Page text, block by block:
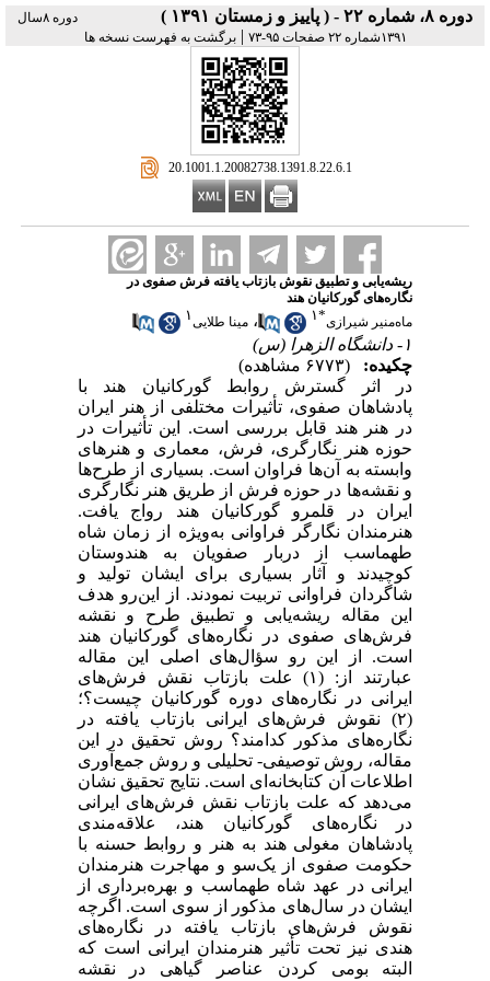
دوره ۸، شماره ۲۲ - ( پاییز و زمستان ۱۳۹۱ )
دوره ۸سال
۱۳۹۱شماره ۲۲ صفحات ۹۵-۷۳
|برگشت به فهرست نسخه ها
‎ 20.1001.1.20082738.1391.8.22.6.1
ریشه‌یابی و تطبیق نقوش بازتاب یافته فرش صفوی در
نگاره‌های گورکانیان هند
ماه‌منیر شیرازی*۱ ، مینا طلایی۱
۱- دانشگاه الزهرا (س)
چکیده:
(۶۷۷۳ مشاهده)
در اثر گسترش روابط گورکانیان هند با
پادشاهان صفوی، تأثیرات مختلفی از هنر ایران
در هنر هند قابل بررسی است. این تأثیرات در
حوزه هنر نگارگری، فرش، معماری و هنرهای
وابسته به آن‌ها فراوان است. بسیاری از طرح‌ها
و نقشه‌ها در حوزه فرش از طریق هنر نگارگری
ایران در قلمرو گورکانیان هند رواج یافت.
هنرمندان نگارگر فراوانی به‌ویژه از زمان شاه
طهماسب از دربار صفویان به هندوستان
کوچیدند و آثار بسیاری برای ایشان تولید و
شاگردان فراوانی تربیت نمودند. از این‌رو هدف
این مقاله ریشه‌یابی و تطبیق طرح و نقشه
فرش‌های صفوی در نگاره‌های گورکانیان هند
است. از این رو سؤال‌های اصلی این مقاله
عبارتند از: (۱) علت بازتاب نقش فرش‌های
ایرانی در نگاره‌های دوره گورکانیان چیست؟؛
(۲) نقوش فرش‌های ایرانی بازتاب یافته در
نگاره‌های مذکور کدامند؟ روش تحقیق در این
مقاله، روش توصیفی- تحلیلی و روش جمع‌آوری
اطلاعات آن کتابخانه‌ای است. نتایج تحقیق نشان
می‌دهد که علت بازتاب نقش فرش‌های ایرانی
در نگاره‌های گورکانیان هند، علاقه‌مندی
پادشاهان مغولی هند به هنر و روابط حسنه با
حکومت صفوی از یک‌سو و مهاجرت هنرمندان
ایرانی در عهد شاه طهماسب و بهره‌برداری از
ایشان در سال‌های مذکور از سوی است. اگرچه
نقوش فرش‌های بازتاب یافته در نگاره‌های
هندی نیز تحت تأثیر هنرمندان ایرانی است که
البته بومی کردن عناصر گیاهی در نقشه